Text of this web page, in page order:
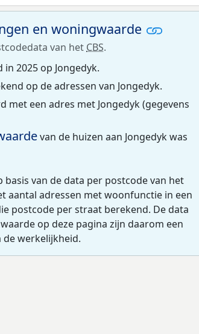
en woningwaarde
van het CBS.
2025 op Jongedyk.
op de adressen van Jongedyk.
met een adres met Jongedyk (gegevens
van de huizen aan Jongedyk was
van de data per postcode van het
aantal adressen met woonfunctie in een
postcode per straat berekend. De data
op deze pagina zijn daarom een
werkelijkheid.